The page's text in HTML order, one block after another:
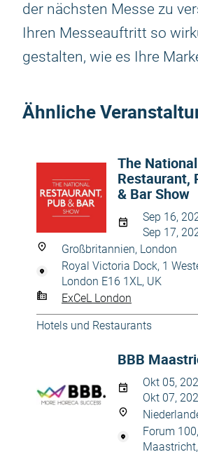
der nächsten Messe zu
Ihren Messeauftritt so
gestalten, wie es Ihre
Ähnliche
The National
Restaurant,
& Bar Show
Sep 16,
Sep 17,
Großbritannien, London
Royal Victoria Dock, 1
London E16 1XL, UK
ExCeL London
Hotels und Restaurants
BBB
Okt 05,
Okt 07,
Forum